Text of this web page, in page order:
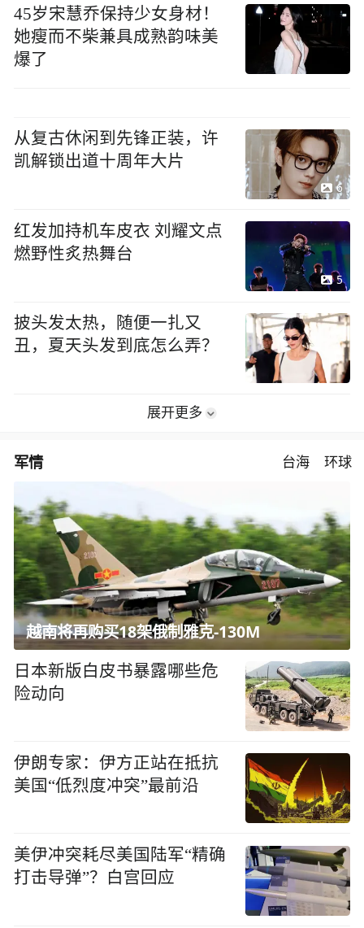
45岁宋慧乔保持少女身材！
她瘦而不柴兼具成熟韵味美
爆了
从复古休闲到先锋正装，许
凯解锁出道十周年大片
6
红发加持机车皮衣 刘耀文点
燃野性炙热舞台
5
披头发太热，随便一扎又
丑，夏天头发到底怎么弄？
展开更多
军情 台海 环球
越南将再购买18架俄制雅克-130M
日本新版白皮书暴露哪些危
险动向
伊朗专家：伊方正站在抵抗
美国“低烈度冲突”最前沿
美伊冲突耗尽美国陆军“精确
打击导弹”？白宫回应